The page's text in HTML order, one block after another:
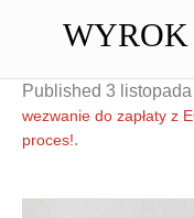
WYROK
Published 3
wezwanie do zapłaty z
proces!.